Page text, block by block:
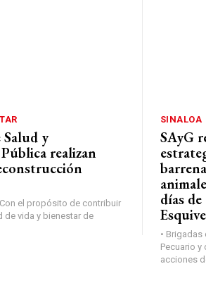
Salud y
realizan
el propósito de contribuir
de vida y bienestar de
SINALOA
SAyG
días
•
Pecuario y
acciones